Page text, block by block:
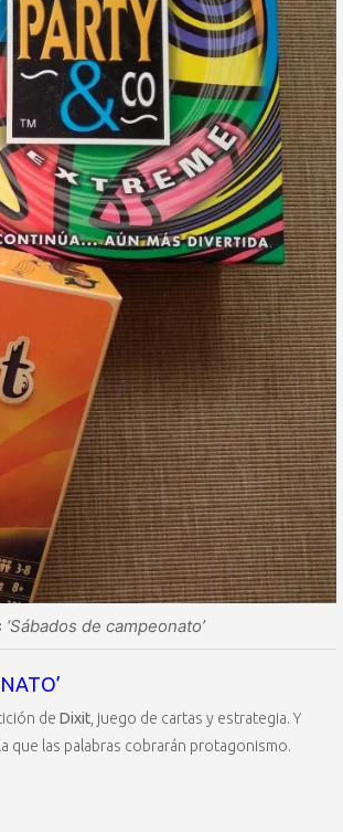
de campeonato’
de Dixit , juego de cartas y estrategia. Y
la que las palabras cobrarán protagonismo.